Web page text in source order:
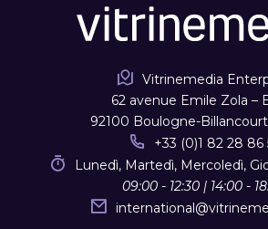
Vitrinemedia
62 avenue Emile Zola –
92100 Boulogne-
+33 (0)1 82 28 86
Lunedì, Martedì, Mercoledì,
09:00 - 12:30 | 14:00 -
international@